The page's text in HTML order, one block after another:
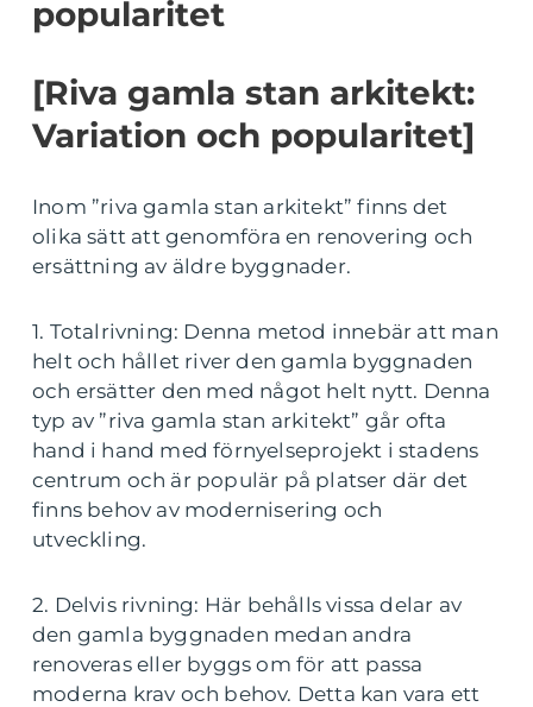
popularitet
[Riva gamla stan arkitekt:
Variation och popularitet]
Inom ”riva gamla stan arkitekt” finns det
olika sätt att genomföra en renovering och
ersättning av äldre byggnader.
1. Totalrivning: Denna metod innebär att man
helt och hållet river den gamla byggnaden
och ersätter den med något helt nytt. Denna
typ av ”riva gamla stan arkitekt” går ofta
hand i hand med förnyelseprojekt i stadens
centrum och är populär på platser där det
finns behov av modernisering och
utveckling.
2. Delvis rivning: Här behålls vissa delar av
den gamla byggnaden medan andra
renoveras eller byggs om för att passa
moderna krav och behov. Detta kan vara ett